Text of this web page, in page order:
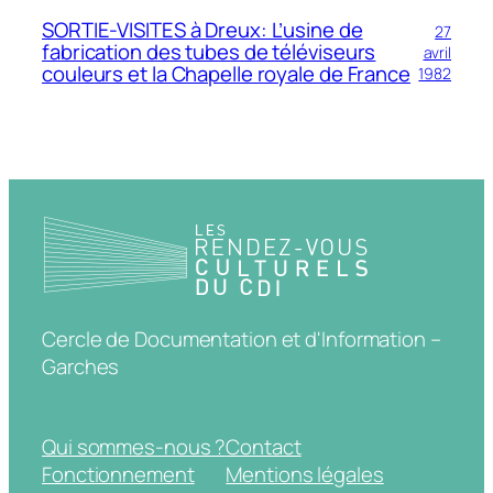
SORTIE-VISITES à Dreux: L’usine de
fabrication des tubes de téléviseurs
couleurs et la Chapelle royale de France
27
avril
1982
Cercle de Documentation et d'Information –
Garches
Qui sommes-nous ?
Fonctionnement
Contact
Mentions légales